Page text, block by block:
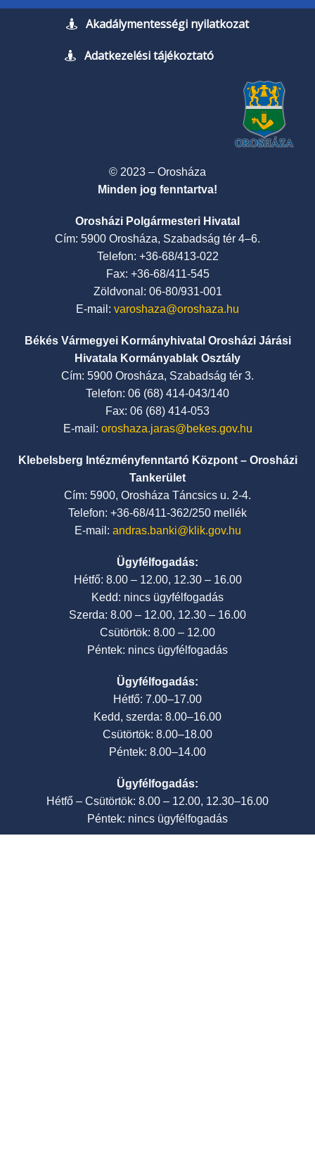
Akadálymentességi nyilatkozat
Adatkezelési tájékoztató
© 2023 – Orosháza
Minden jog fenntartva!
Orosházi Polgármesteri Hivatal
Cím: 5900 Orosháza, Szabadság tér 4–6.
Telefon: +36-68/413-022
Fax: +36-68/411-545
Zöldvonal: 06-80/931-001
E-mail: varoshaza@oroshaza.hu
Békés Vármegyei Kormányhivatal Orosházi Járási
Hivatala Kormányablak Osztály
Cím: 5900 Orosháza, Szabadság tér 3.
Telefon: 06 (68) 414-043/140
Fax: 06 (68) 414-053
E-mail: oroshaza.jaras@bekes.gov.hu
Klebelsberg Intézményfenntartó Központ – Orosházi
Tankerület
Cím: 5900, Orosháza Táncsics u. 2-4.
Telefon: +36-68/411-362/250 mellék
E-mail: andras.banki@klik.gov.hu
Ügyfélfogadás:
Hétfő: 8.00 – 12.00, 12.30 – 16.00
Kedd: nincs ügyfélfogadás
Szerda: 8.00 – 12.00, 12.30 – 16.00
Csütörtök: 8.00 – 12.00
Péntek: nincs ügyfélfogadás
Ügyfélfogadás:
Hétfő: 7.00–17.00
Kedd, szerda: 8.00–16.00
Csütörtök: 8.00–18.00
Péntek: 8.00–14.00
Ügyfélfogadás:
Hétfő – Csütörtök: 8.00 – 12.00, 12.30–16.00
Péntek: nincs ügyfélfogadás